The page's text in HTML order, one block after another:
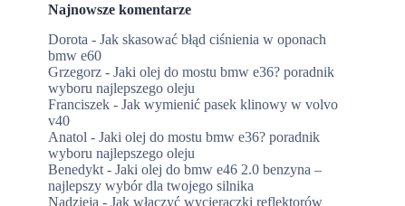
Najnowsze komentarze
Dorota -Jak skasować błąd ciśnienia w oponach
bmw e60
Grzegorz -Jaki olej do mostu bmw e36? poradnik
wyboru najlepszego oleju
Franciszek -Jak wymienić pasek klinowy w volvo
v40
Anatol -Jaki olej do mostu bmw e36? poradnik
wyboru najlepszego oleju
Benedykt -Jaki olej do bmw e46 2.0 benzyna –
najlepszy wybór dla twojego silnika
Nadzieja -Jak włączyć wycieraczki reflektorów